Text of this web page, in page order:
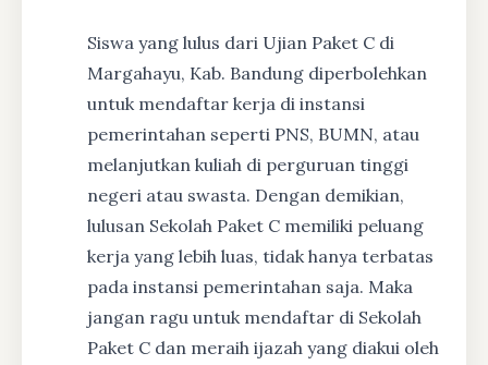
Siswa yang lulus dari Ujian Paket C di
Margahayu, Kab. Bandung diperbolehkan
untuk mendaftar kerja di instansi
pemerintahan seperti PNS, BUMN, atau
melanjutkan kuliah di perguruan tinggi
negeri atau swasta. Dengan demikian,
lulusan Sekolah Paket C memiliki peluang
kerja yang lebih luas, tidak hanya terbatas
pada instansi pemerintahan saja. Maka
jangan ragu untuk mendaftar di Sekolah
Paket C dan meraih ijazah yang diakui oleh